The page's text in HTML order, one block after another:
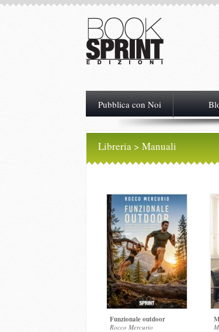
Pubblica con Noi
Libreria > Manuali
Funzionale outdoor
Rocco Mercurio